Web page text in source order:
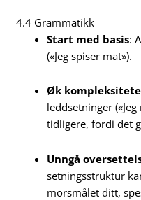
4.4 Grammatikk
Start med basis:
(«Jeg spiser mat»).
Øk
leddsetninger
tidligere, fordi det
Unngå
setningsstruktur
morsmålet ditt,